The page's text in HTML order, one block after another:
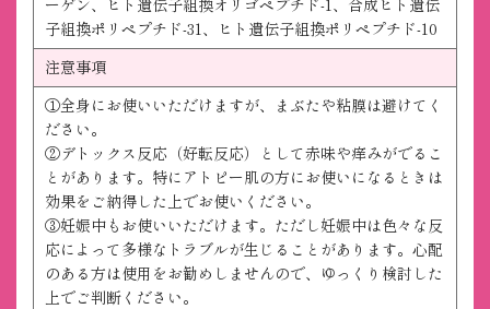
ーゲン、ヒト遺伝子組換オリゴペプチド-1、合成ヒト遺伝
子組換ポリペプチド-31、ヒト遺伝子組換ポリペプチド-10
注意事項
①全身にお使いいただけますが、まぶたや粘膜は避けてく
ださい。
②デトックス反応（好転反応）として赤味や痒みがでるこ
とがあります。特にアトピー肌の方にお使いになるときは
効果をご納得した上でお使いください。
③妊娠中もお使いいただけます。ただし妊娠中は色々な反
応によって多様なトラブルが生じることがあります。心配
のある方は使用をお勧めしませんので、ゆっくり検討した
上でご判断ください。